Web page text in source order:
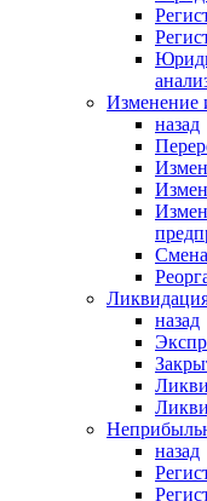
Изменение
назад
назад
назад